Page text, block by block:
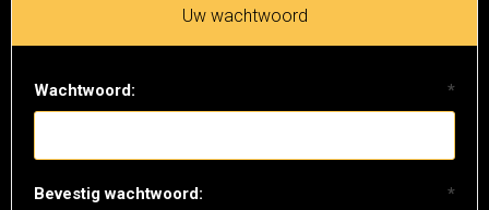
Uw wachtwoord
Wachtwoord: *
Bevestig wachtwoord: *